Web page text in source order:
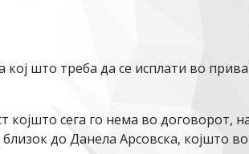
кој што треба да се исплати во
којшто сега го нема во договорот,
до Данела Арсовска, којшто